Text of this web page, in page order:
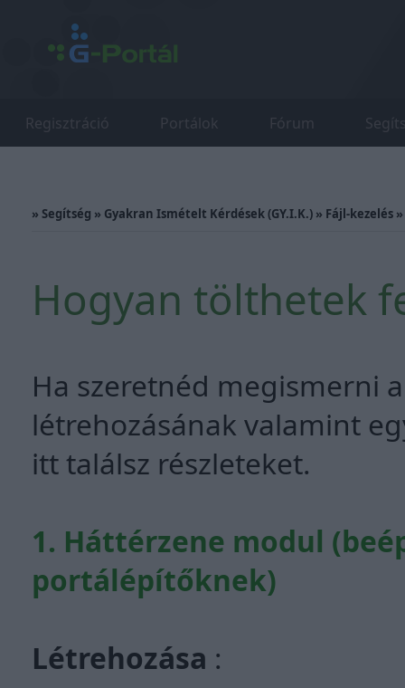
Regisztráció Portálok Fórum
» Segítség » Gyakran Ismételt Kérdések (GY.I.K.) » Fájl-kezelés »
Hogyan tölthetek
Ha szeretnéd megismerni
létrehozásának valamint
itt találsz részleteket.
1. Háttérzene modul
portálépítőknek)
Létrehozása :